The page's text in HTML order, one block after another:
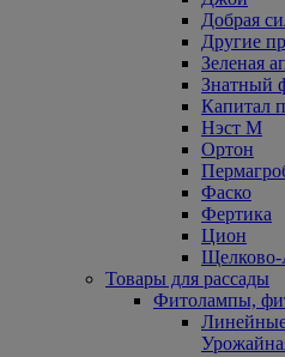
Добрая
Другие
Зеленая
Знатный
Капитал
Нэст М
Ортон
Фаско
Фертика
Цион
Товары для рассады
Фитолампы,